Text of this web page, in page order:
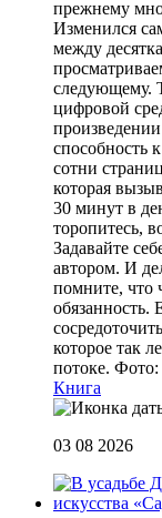
прежнему
Изменился
между
следующему.
цифровой
способность
сотни
которая
30 минут в
торопитесь,
Задавайте
автором. И
помните, что
обязанность.
которое так
потоке.
Книга
03 08 2026